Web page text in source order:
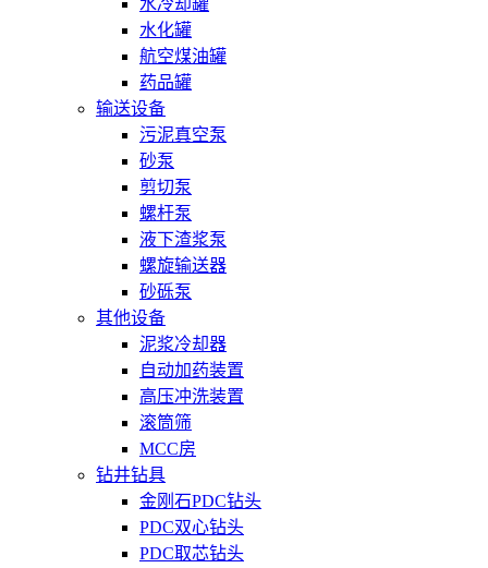
水化罐
航空煤油罐
药品罐
输送设备
污泥真空泵
砂泵
剪切泵
螺杆泵
液下渣浆泵
螺旋输送器
砂砾泵
其他设备
泥浆冷却器
自动加药装置
高压冲洗装置
滚筒筛
MCC房
钻井钻具
金刚石PDC钻头
PDC双心钻头
PDC取芯钻头